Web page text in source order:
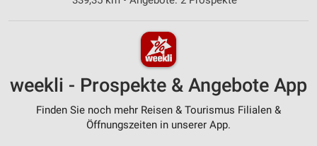
weekli - Prospekte & Angebote App
Finden Sie noch mehr Reisen & Tourismus Filialen &
Öffnungszeiten in unserer App.